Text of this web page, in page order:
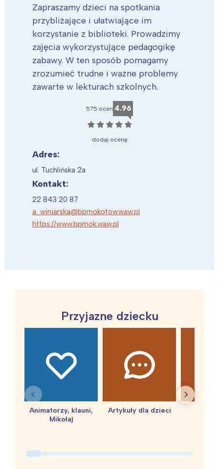
Zapraszamy dzieci na spotkania
przybliżające i ułatwiające im
korzystanie z biblioteki. Prowadzimy
zajęcia wykorzystujące pedagogikę
zabawy. W ten sposób pomagamy
zrozumieć trudne i ważne problemy
zawarte w lekturach szkolnych.
575 ocen 4.96
☆ ☆ ☆ ☆ ☆
dodaj ocenę
Adres:
ul. Tuchlińska 2a
Kontakt:
22 843 20 87
a_winiarska@bpmokotow.waw.pl
https://www.bpmok.waw.pl
Przyjazne dziecku
Animatorzy, klauni,
Mikołaj
Artykuły dla dzieci